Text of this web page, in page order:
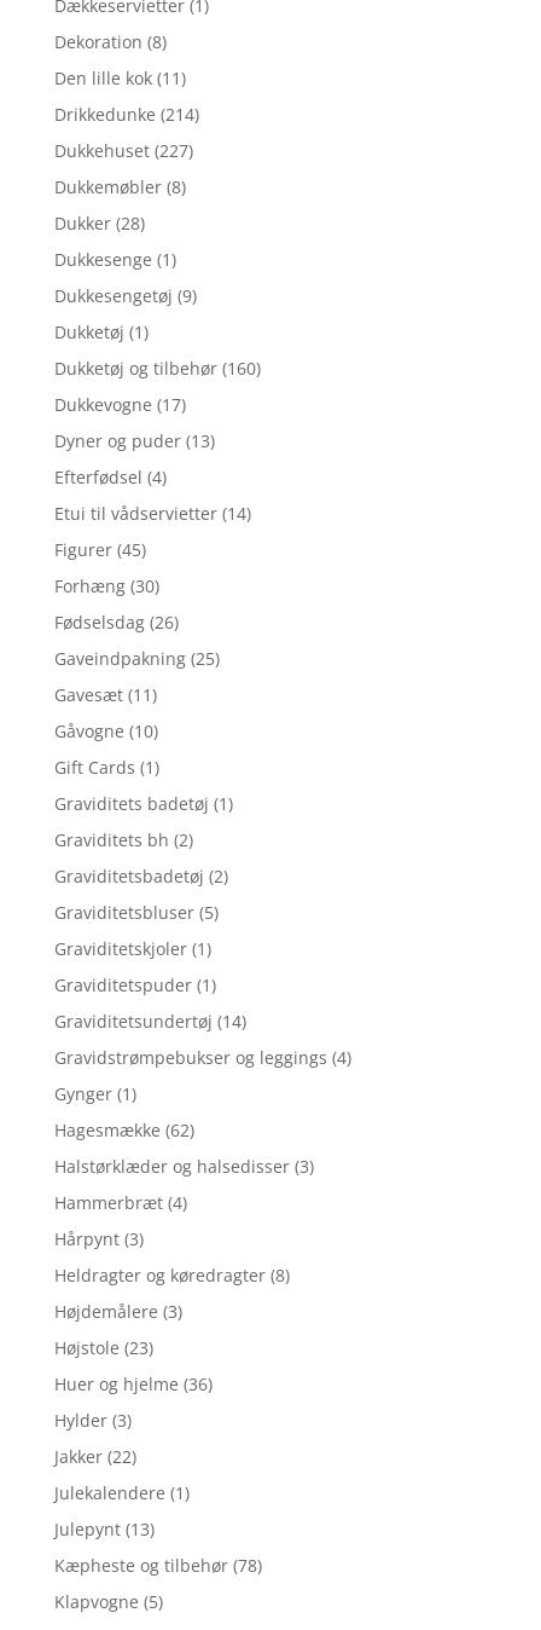
Dækkeservietter (1)
Dekoration (8)
Den lille kok (11)
Drikkedunke (214)
Dukkehuset (227)
Dukkemøbler (8)
Dukker (28)
Dukkesenge (1)
Dukkesengetøj (9)
Dukketøj (1)
Dukketøj og tilbehør (160)
Dukkevogne (17)
Dyner og puder (13)
Efterfødsel (4)
Etui til vådservietter (14)
Figurer (45)
Forhæng (30)
Fødselsdag (26)
Gaveindpakning (25)
Gavesæt (11)
Gåvogne (10)
Gift Cards (1)
Graviditets badetøj (1)
Graviditets bh (2)
Graviditetsbadetøj (2)
Graviditetsbluser (5)
Graviditetskjoler (1)
Graviditetspuder (1)
Graviditetsundertøj (14)
Gravidstrømpebukser og leggings (4)
Gynger (1)
Hagesmække (62)
Halstørklæder og halsedisser (3)
Hammerbræt (4)
Hårpynt (3)
Heldragter og køredragter (8)
Højdemålere (3)
Højstole (23)
Huer og hjelme (36)
Hylder (3)
Jakker (22)
Julekalendere (1)
Julepynt (13)
Kæpheste og tilbehør (78)
Klapvogne (5)